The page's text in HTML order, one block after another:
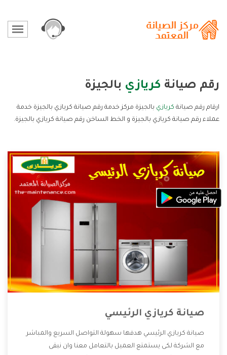
رقم صيانة كريازي بالجيزة
ارقام رقم صيانة كريازي بالجيزة مركز خدمة رقم صيانة كريازي بالجيزة خدمة
عملاء رقم صيانة كريازي بالجيزة و الخط الساخن رقم صيانة كريازي بالجيزة.
صيانة كريازي الرئيسي
صيانة كريازي الرئيسي هدفها سهولة التواصل السريع والمباشر
مع الشركة لكى يستمتع العميل بالتعامل معنا وان نبقى